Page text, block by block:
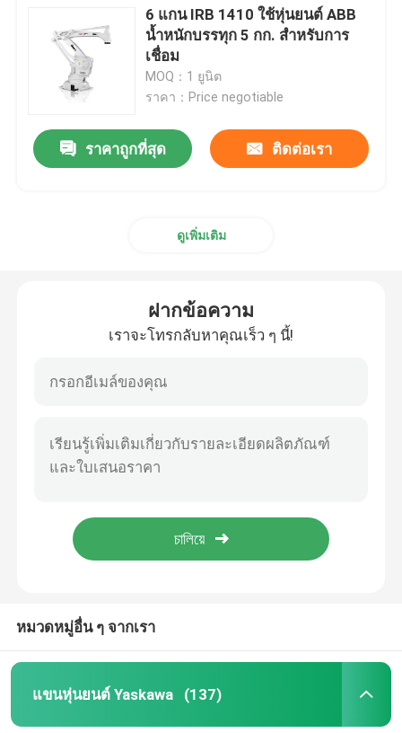
6 แกน IRB 1410 ใช้หุ่นยนต์ ABB
น้ำหนักบรรทุก 5 กก. สำหรับการ
เชื่อม
MOQ：1 ยูนิต
ราคา：Price negotiable
ราคาถูกที่สุด ติดต่อเรา
ดูเพิ่มเติม
ฝากข้อความ
เราจะโทรกลับหาคุณเร็ว ๆ นี้!
หมวดหมู่อื่น ๆ จากเรา
แขนหุ่นยนต์ Yaskawa (137)